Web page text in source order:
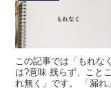
この記事では「もれな
は?意味 残らず、こと
れ無く」です。 「漏れ